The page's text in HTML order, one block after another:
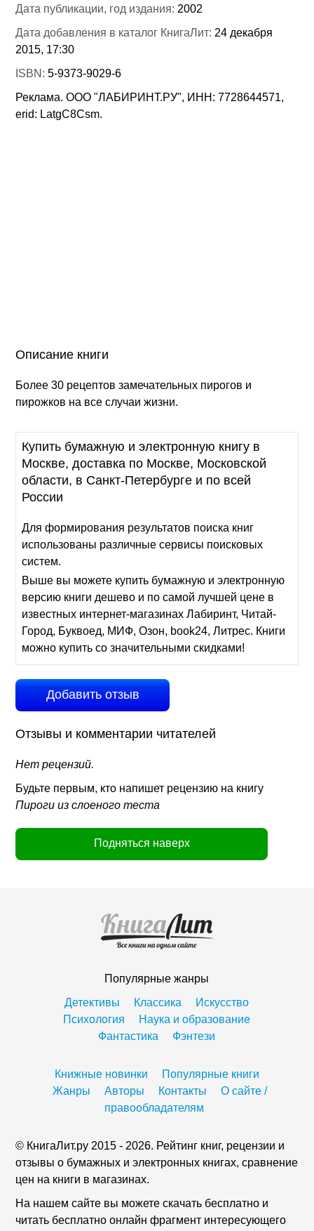
Дата публикации, год издания: 2002
Дата добавления в каталог КнигаЛит: 24 декабря
2015, 17:30
ISBN:5-9373-9029-6
Реклама. ООО "ЛАБИРИНТ.РУ", ИНН: 7728644571,
erid: LatgC8Csm.
Описание книги
Более 30 рецептов замечательных пирогов и
пирожков на все случаи жизни.
Купить бумажную и электронную книгу в
Москве, доставка по Москве, Московской
области, в Санкт-Петербурге и по всей
России
Для формирования результатов поиска книг
использованы различные сервисы поисковых
систем.
Выше вы можете купить бумажную и электронную
версию книги дешево и по самой лучшей цене в
известных интернет-магазинах Лабиринт, Читай-
Город, Буквоед, МИФ, Озон, book24, Литрес. Книги
можно купить со значительными скидками!
Добавить отзыв
Отзывы и комментарии читателей
Нет рецензий.
Будьте первым, кто напишет рецензию на книгу
Пироги из слоеного теста
Подняться наверх
Популярные жанры
Детективы
Классика
Искусство
Психология
Наука и образование
Фантастика
Фэнтези
Книжные новинки
Популярные книги
Жанры
Авторы Контакты
О сайте /
правообладателям
© КнигаЛит.ру 2015 - 2026. Рейтинг книг, рецензии и
отзывы о бумажных и электронных книгах, сравнение
цен на книги в магазинах.
На нашем сайте вы можете скачать бесплатно и
читать бесплатно онлайн фрагмент интересующего